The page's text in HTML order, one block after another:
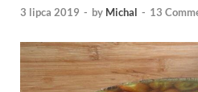
3 lipca 2019 - by Michal - 13